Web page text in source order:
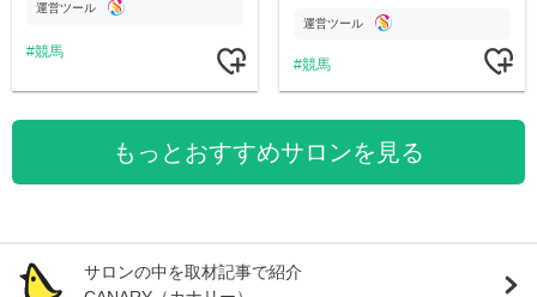
運営ツール
競馬
運営ツール
競馬
もっとおすすめサロンを見る
サロンの中を取材記事で紹介